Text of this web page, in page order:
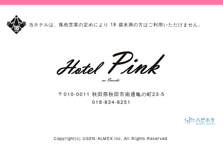
当ホテルは、風俗営業の定めにより 18 歳未満の方はご利用いただけません。
〒010-0011 秋田県秋田市南通亀の町23-5
018-834-8251
Copyright(c)USEN-ALMEX inc, All Rights Reserved.